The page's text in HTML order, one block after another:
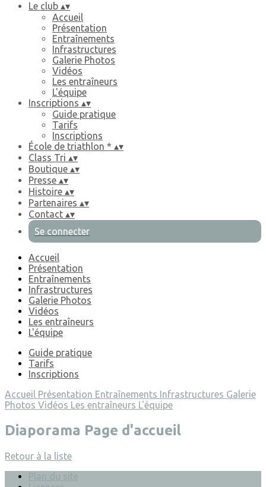
Le club ▴▾
Accueil
Présentation
Entraînements
Infrastructures
Galerie Photos
Vidéos
Les entraîneurs
L'équipe
Inscriptions ▴▾
Guide pratique
Tarifs
Inscriptions
École de triathlon * ▴▾
Class Tri ▴▾
Boutique ▴▾
Presse ▴▾
Histoire ▴▾
Partenaires ▴▾
Contact ▴▾
Se connecter
Accueil
Présentation
Entraînements
Infrastructures
Galerie Photos
Vidéos
Les entraîneurs
L'équipe
Guide pratique
Tarifs
Inscriptions
Accueil Présentation Entraînements Infrastructures Galerie
Photos Vidéos Les entraîneurs L'équipe
Diaporama Page d'accueil
Retour à la liste